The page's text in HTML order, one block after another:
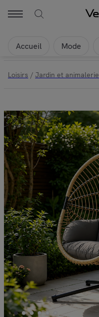
Accueil Mode
Loisirs / Jardin et animalerie